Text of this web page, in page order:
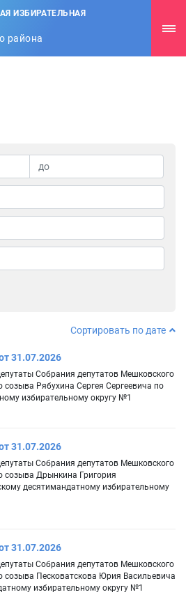
ИЗБИРАТЕЛЬНАЯ
района
Сортировать по дате
31.07.2026
Собрания депутатов Мешковского
созыва Рябухина Сергея Сергеевича по
избирательному округу №1
31.07.2026
Собрания депутатов Мешковского
созыва Дрынкина Григория
десятимандатному избирательному
31.07.2026
Собрания депутатов Мешковского
созыва Песковатскова Юрия Васильевича
избирательному округу №1